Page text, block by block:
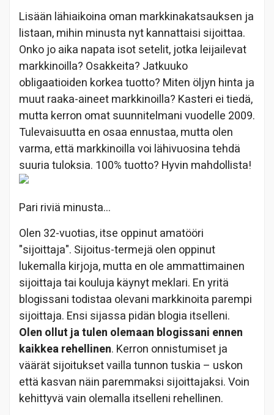
Lisään lähiaikoina oman markkinakatsauksen ja
listaan, mihin minusta nyt kannattaisi sijoittaa.
Onko jo aika napata isot setelit, jotka leijailevat
markkinoilla? Osakkeita? Jatkuuko
obligaatioiden korkea tuotto? Miten öljyn hinta ja
muut raaka-aineet markkinoilla? Kasteri ei tiedä,
mutta kerron omat suunnitelmani vuodelle 2009.
Tulevaisuutta en osaa ennustaa, mutta olen
varma, että markkinoilla voi lähivuosina tehdä
suuria tuloksia. 100% tuotto? Hyvin mahdollista!
Pari riviä minusta…
Olen 32-vuotias, itse oppinut amatööri
"sijoittaja". Sijoitus-termejä olen oppinut
lukemalla kirjoja, mutta en ole ammattimainen
sijoittaja tai kouluja käynyt meklari. En yritä
blogissani todistaa olevani markkinoita parempi
sijoittaja. Ensi sijassa pidän blogia itselleni.
Olen ollut ja tulen olemaan blogissani ennen
kaikkea rehellinen. Kerron onnistumiset ja
väärät sijoitukset vailla tunnon tuskia – uskon
että kasvan näin paremmaksi sijoittajaksi. Voin
kehittyvä vain olemalla itselleni rehellinen.